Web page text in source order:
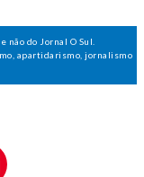
do Jornal O Sul.
apartidarismo, jornalismo